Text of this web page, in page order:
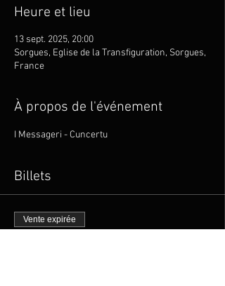
Heure et lieu
13 sept. 2025, 20:00
Sorgues, Eglise de la Transfiguration, Sorgues,
France
À propos de l'événement
I Messageri - Cuncertu
Billets
Vente expirée